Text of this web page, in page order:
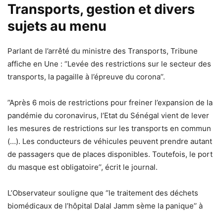
Transports, gestion et divers
sujets au menu
Parlant de l’arrêté du ministre des Transports, Tribune
affiche en Une : ‘’Levée des restrictions sur le secteur des
transports, la pagaille à l’épreuve du corona’’.
’’Après 6 mois de restrictions pour freiner l’expansion de la
pandémie du coronavirus, l’Etat du Sénégal vient de lever
les mesures de restrictions sur les transports en commun
(…). Les conducteurs de véhicules peuvent prendre autant
de passagers que de places disponibles. Toutefois, le port
du masque est obligatoire’’, écrit le journal.
L’Observateur souligne que ‘’le traitement des déchets
biomédicaux de l’hôpital Dalal Jamm sème la panique’’ à